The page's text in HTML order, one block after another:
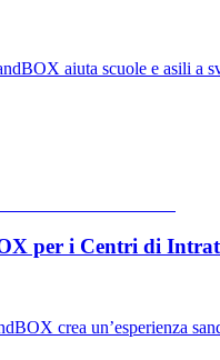
aiuta scuole e asili a
per i Centri di
crea un’esperienza